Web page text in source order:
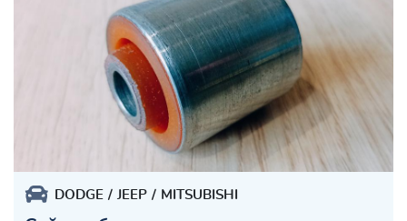
DODGE JEEP MITSUBISHI